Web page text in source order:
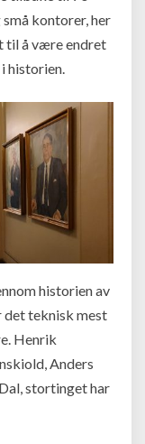
kontorer, her
til å være endret
historien.
historien av
teknisk mest
Henrik
Anders
stortinget har